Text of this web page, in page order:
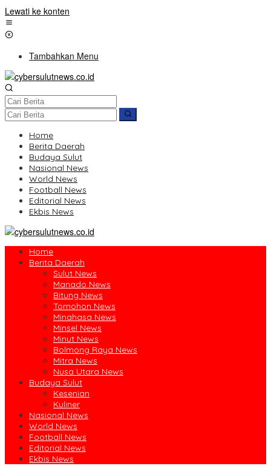
Lewati ke konten
Tambahkan Menu
Home
Berita Daerah
Budaya Sulut
Nasional News
World News
Football News
Editorial News
Ekbis News
Home
Berita Daerah
Sulut News
Manado News
Bitung News
Tomohon News
Minahasa News
Minsel News
Minut News
Bolmong Raya News
Mitra News
Nusa Utara News
Budaya Sulut
Kesenian
Kuliner
Nasional News
World News
Football News
Editorial News
Ekbis News